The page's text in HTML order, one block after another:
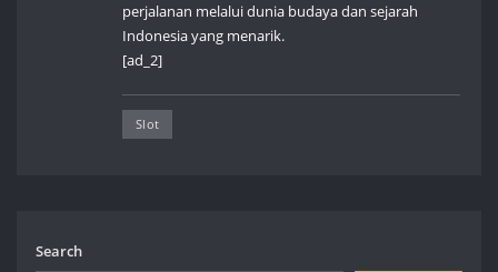
perjalanan melalui dunia budaya dan sejarah
Indonesia yang menarik.
[ad_2]
Slot
Search